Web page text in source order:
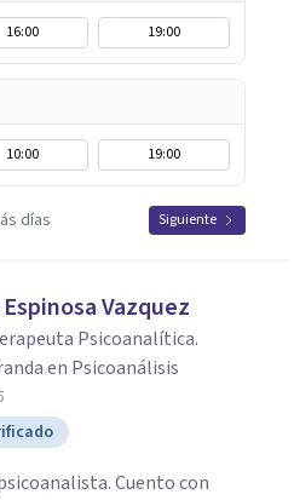
16:00 19:00
10:00 19:00
días Siguiente
Vazquez
Psicoanalítica.
en Psicoanálisis
Cuento con